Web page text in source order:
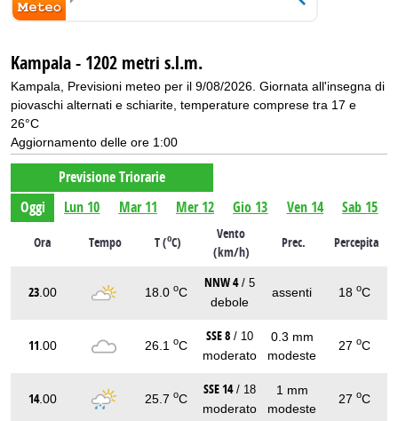
Kampala - 1202 metri s.l.m.
Kampala, Previsioni meteo per il 9/08/2026. Giornata all'insegna di
piovaschi alternati e schiarite, temperature comprese tra 17 e
26°C
Aggiornamento delle ore 1:00
Previsione Triorarie
Oggi
Lun 10 Mar 11 Mer 12 Gio 13 Ven 14 Sab 15
Ora Tempo T (oC)
Vento
(km/h)
Prec. Percepita
23 .00 18.0 oC
NNW 4 / 5
debole
assenti 18 oC
11 .00 26.1 oC
SSE 8 / 10
moderato
0.3 mm
modeste
27 oC
14.00 25.7 oC
SSE 14 / 18
moderato
1 mm
modeste
27 oC